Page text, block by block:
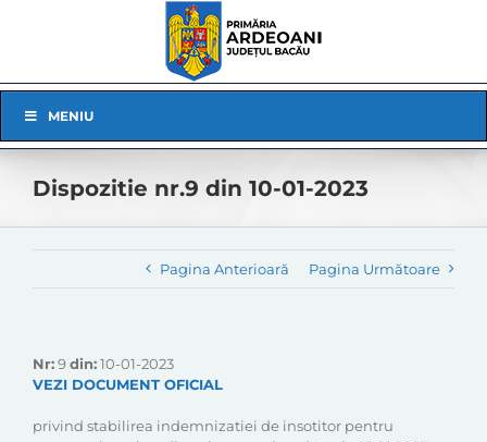
Navigation
MENIU
Dispozitie nr.9 din 10-01-2023
Pagina Anterioară Pagina Următoare
Nr:9din:10-01-2023
VEZI DOCUMENT OFICIAL
privind stabilirea indemnizatiei de insotitor pentru